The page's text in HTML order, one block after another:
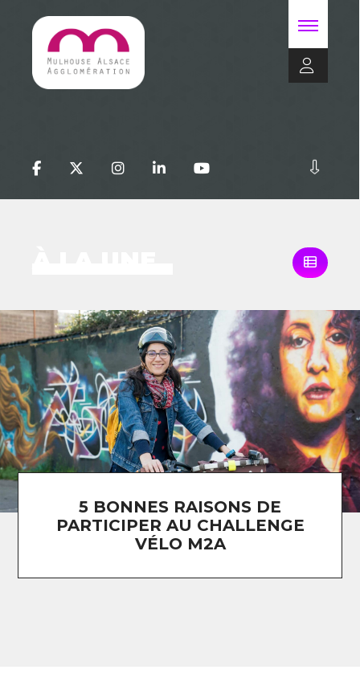
5 BONNES RAISONS DE
PARTICIPER AU CHALLENGE
VÉLO M2A